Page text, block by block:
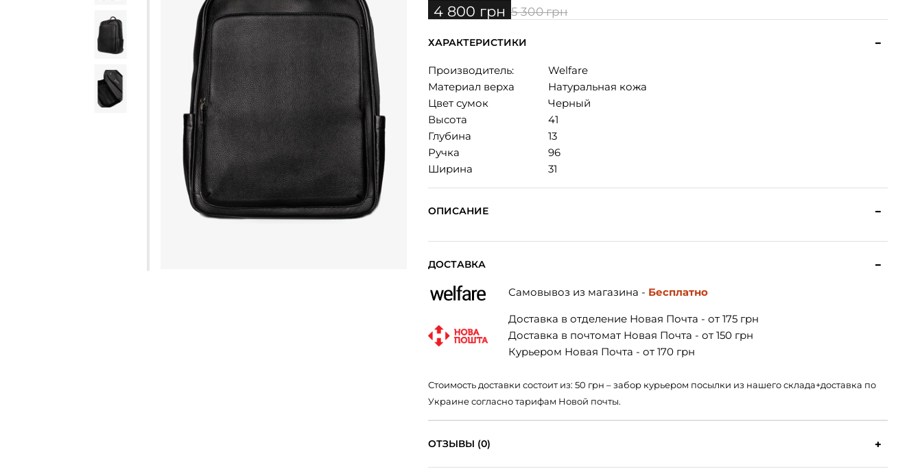
4 800 грн 5 300 грн
ХАРАКТЕРИСТИКИ
Производитель:
Welfare
Материал верха
Натуральная кожа
Цвет сумок
Черный
Высота
41
Глубина
13
Ручка
96
Ширина
31
ОПИСАНИЕ
ДОСТАВКА
Самовывоз из магазина - Бесплатно
Доставка в отделение Новая Почта - от 175 грн
Доставка в почтомат Новая Почта - от 150 грн
Курьером Новая Почта - от 170 грн
Стоимость доставки состоит из: 50 грн – забор курьером посылки из нашего склада+доставка по
Украине согласно тарифам Новой почты.
ОТЗЫВЫ (0)